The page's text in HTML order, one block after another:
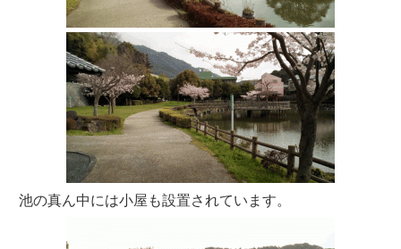
池の真ん中には小屋も設置されています。